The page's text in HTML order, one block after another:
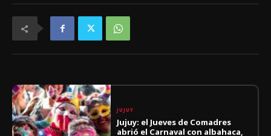
JUJUY
Jujuy: el Jueves de Comadres
abrió el Carnaval con albahaca,